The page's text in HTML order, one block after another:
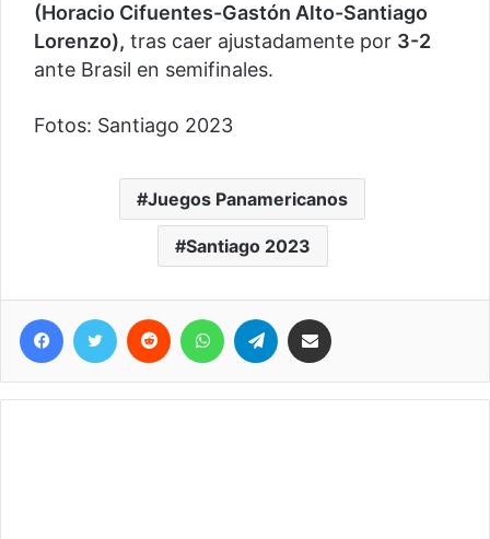
(Horacio Cifuentes-Gastón Alto-Santiago
Lorenzo), tras caer ajustadamente por 3-2
ante Brasil en semifinales.
Fotos: Santiago 2023
Juegos Panamericanos
Santiago 2023
Facebook
Twitter Reddit WhatsAppTelegram